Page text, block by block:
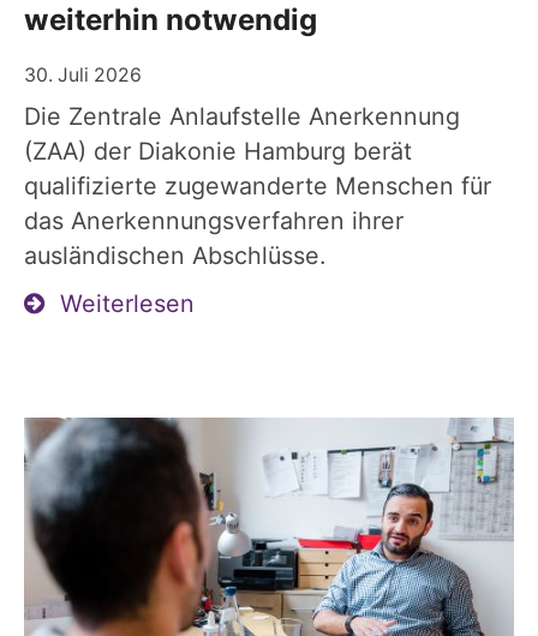
weiterhin notwendig
30. Juli 2026
Die Zentrale Anlaufstelle Anerkennung
(ZAA) der Diakonie Hamburg berät
qualifizierte zugewanderte Menschen für
das Anerkennungsverfahren ihrer
ausländischen Abschlüsse.
Weiterlesen